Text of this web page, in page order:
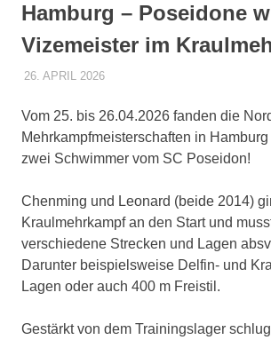
Hamburg – Poseidone
Vizemeister im
26. APRIL 2026POSEIDONADMIN
AKTUELLES 1. MANNSCHAFT
Vom 25. bis 26.04.2026 fanden die
Mehrkampfmeisterschaften in
zwei Schwimmer vom SC Poseidon!
Chenming und Leonard (beide 2014)
Kraulmehrkampf an den Start und
verschiedene Strecken und Lagen
Darunter beispielsweise Delfin- und
Lagen oder auch 400 m Freistil.
Gestärkt von dem Trainingslager